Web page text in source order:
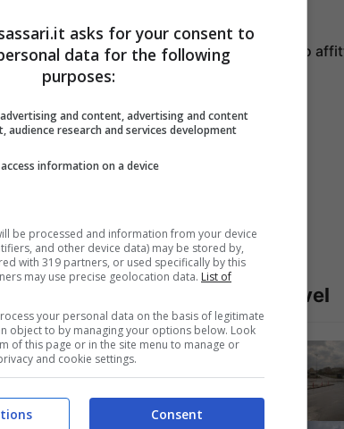
Sassari, contributo
approvata
Sassari, Discesa dei Piccoli
Candelieri 2026: eventi per
Travel
asks for your consent to
data for the following
purposes:
and content, advertising and content
audience research and services development
information on a device
be processed and information from your device
and other device data) may be stored by,
with 319 partners, or used specifically by this
may use precise geolocation data. List of
your personal data on the basis of legitimate
object to by managing your options below. Look
of this page or in the site menu to manage or
and cookie settings.
Consent